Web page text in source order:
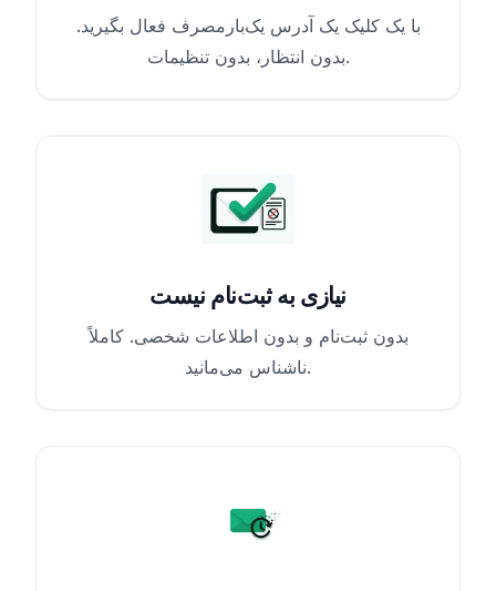
با یک کلیک یک آدرس یک‌بارمصرف فعال بگیرید.
بدون انتظار، بدون تنظیمات.
نیازی به ثبت‌نام نیست
بدون ثبت‌نام و بدون اطلاعات شخصی. کاملاً
ناشناس می‌مانید.